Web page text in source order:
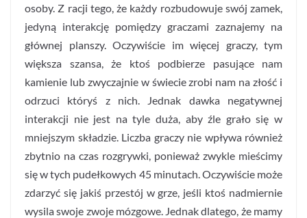
osoby. Z racji tego, że każdy rozbudowuje swój zamek,
jedyną interakcję pomiędzy graczami zaznajemy na
głównej planszy. Oczywiście im więcej graczy, tym
większa szansa, że ktoś podbierze pasujące nam
kamienie lub zwyczajnie w świecie zrobi nam na złość i
odrzuci któryś z nich. Jednak dawka negatywnej
interakcji nie jest na tyle duża, aby źle grało się w
mniejszym składzie. Liczba graczy nie wpływa również
zbytnio na czas rozgrywki, ponieważ zwykle mieścimy
się w tych pudełkowych 45 minutach. Oczywiście może
zdarzyć się jakiś przestój w grze, jeśli ktoś nadmiernie
wysila swoje zwoje mózgowe. Jednak dlatego, że mamy